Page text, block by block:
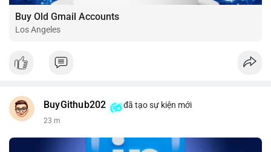
Buy Old Gmail Accounts
Los Angeles
BuyGithub202 đã tạo sự kiện mới
23 m